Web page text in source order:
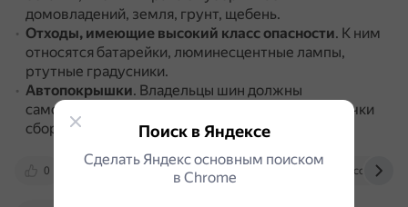
домовладений, земля, грунт, щебень.
Отходы, имеющие высокий класс опасности. К ним
относятся батарейки, люминесцентные лампы,
ртутные градусники.
Автопокрышки. Владельцы шин должны
самостоятельно вывозить их на специальные точки
сбора либо сдавать в пункты вторсырья.
0 ravilsp.ru vk.com
Поиск в Яндексе
Сделать Яндекс основным поиском
в Сhrome